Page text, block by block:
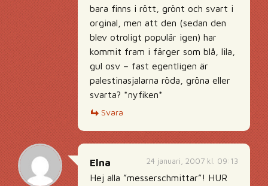
bara finns i rött, grönt och svart i
orginal, men att den (sedan den
blev otroligt populär igen) har
kommit fram i färger som blå, lila,
gul osv – fast egentligen är
palestinasjalarna röda, gröna eller
svarta? *nyfiken*
Svara
24 januari, 2007 kl. 09:13
Elna
Hej alla ”messerschmittar”! HUR